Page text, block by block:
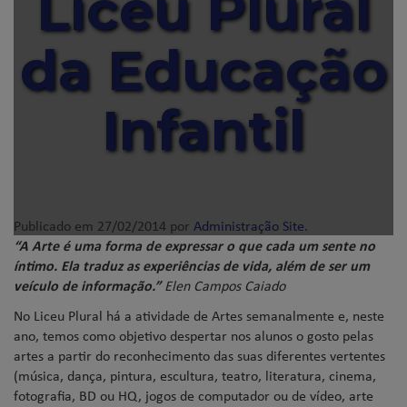
da Educação
Infantil
Publicado em 27/02/2014 por Administração Site.
“A Arte é uma forma de expressar o que cada um sente no
íntimo. Ela traduz as experiências de vida, além de ser um
veículo de informação.”Elen Campos Caiado
No Liceu Plural há a atividade de Artes semanalmente e, neste
ano, temos como objetivo despertar nos alunos o gosto pelas
artes a partir do reconhecimento das suas diferentes vertentes
(música, dança, pintura, escultura, teatro, literatura, cinema,
fotografia, BD ou HQ, jogos de computador ou de vídeo, arte